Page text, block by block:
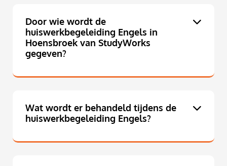
Door wie wordt de
huiswerkbegeleiding Engels in
Hoensbroek van StudyWorks
gegeven?
Wat wordt er behandeld tijdens de
huiswerkbegeleiding Engels?